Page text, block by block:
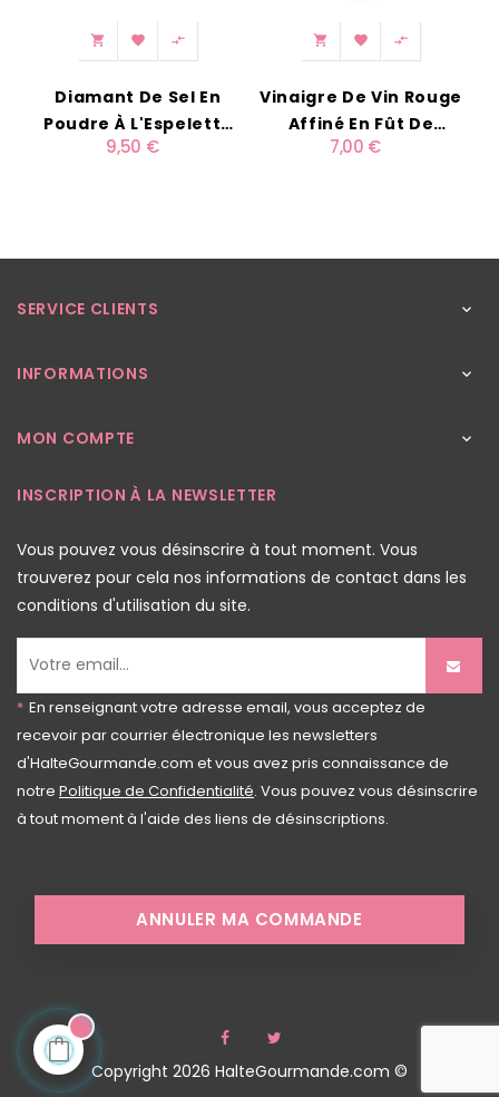
  
Diamant De Sel En
Poudre À L'Espelette
280g
9,50 €
  
Vinaigre De Vin Rouge
Affiné En Fût De
Chêne 50cl
7,00 €
SERVICE CLIENTS 
INFORMATIONS 
MON COMPTE 
INSCRIPTION À LA NEWSLETTER
Vous pouvez vous désinscrire à tout moment. Vous
trouverez pour cela nos informations de contact dans les
conditions d'utilisation du site.
* En renseignant votre adresse email, vous acceptez de
recevoir par courrier électronique les newsletters
d'HalteGourmande.com et vous avez pris connaissance de
notre Politique de Confidentialité. Vous pouvez vous désinscrire
à tout moment à l'aide des liens de désinscriptions.
ANNULER MA COMMANDE
Facebook
Copyright 2026 HalteGourmande.com ©